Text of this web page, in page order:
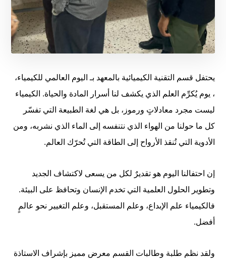
يحتفل قسم التقنية الكيميائية بالمعهد بـ اليوم العالمي للكيمياء،
، يوم يُكرِّم العلم الذي يكشف لنا أسرار المادة والحياة. الكيمياء
ليست مجرد معادلاتٍ ورموز، بل هي لغة الطبيعة التي تفسّر
كل ما حولنا من الهواء الذي نتنفسه إلى الماء الذي نشربه، ومن
الأدوية التي تُنقذ الأرواح إلى الطاقة التي تُحرّك العالم.
إن احتفالنا اليوم هو تقديرٌ لكل من يسعى لاكتشاف الجديد
وتطوير الحلول العلمية التي تخدم الإنسان وتحافظ على البيئة.
فالكيمياء علم الإبداع، وعلم المستقبل، وعلم التغيير نحو عالمٍ
أفضل.
ولقد نظم طلبة وطالبات القسم معرض مميز بإشراف الاستاذة